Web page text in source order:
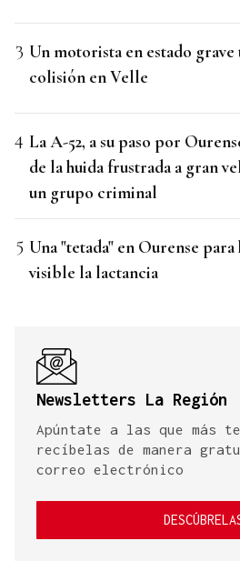
Un motorista en estado grave
colisión en Velle
La A-52, a su paso por
de la huida frustrada a gran
un grupo criminal
Una "tetada" en Ourense para
visible la lactancia
Newsletters La Región
Apúntate a las que más
recíbelas de manera
correo electrónico